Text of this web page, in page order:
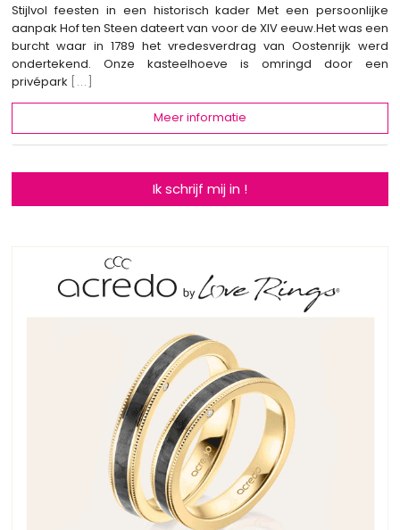
Stijlvol feesten in een historisch kader Met een persoonlijke
aanpak Hof ten Steen dateert van voor de XIV eeuw.Het was een
burcht waar in 1789 het vredesverdrag van Oostenrijk werd
ondertekend. Onze kasteelhoeve is omringd door een
privépark [...]
Meer informatie
Ik schrijf mij in !